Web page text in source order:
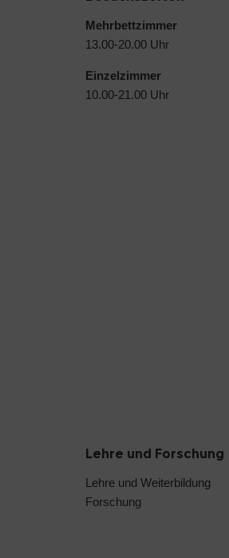
Mehrbettzimmer
13.00-20.00 Uhr
Einzelzimmer
10.00-21.00 Uhr
Lehre und Forschung
Lehre und Weiterbildung
Forschung